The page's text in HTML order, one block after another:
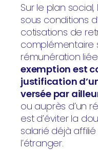
Sur le plan
sous conditions
cotisations de
complémentaire
rémunération
exemption est
justification
versée par
ou auprès d’un
est d’éviter la
salarié déjà
l’étranger.